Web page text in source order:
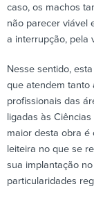
caso, os machos
não parecer viável
a interrupção, pela
Nesse sentido,
que atendem tanto
profissionais das
ligadas às
maior desta obra é
leiteira no que se
sua implantação
particularidades